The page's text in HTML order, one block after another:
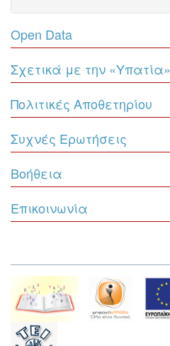
Open Data
Σχετικά με την «Υπατία»
Πολιτικές Αποθετηρίου
Συχνές Ερωτήσεις
Βοήθεια
Επικοινωνία